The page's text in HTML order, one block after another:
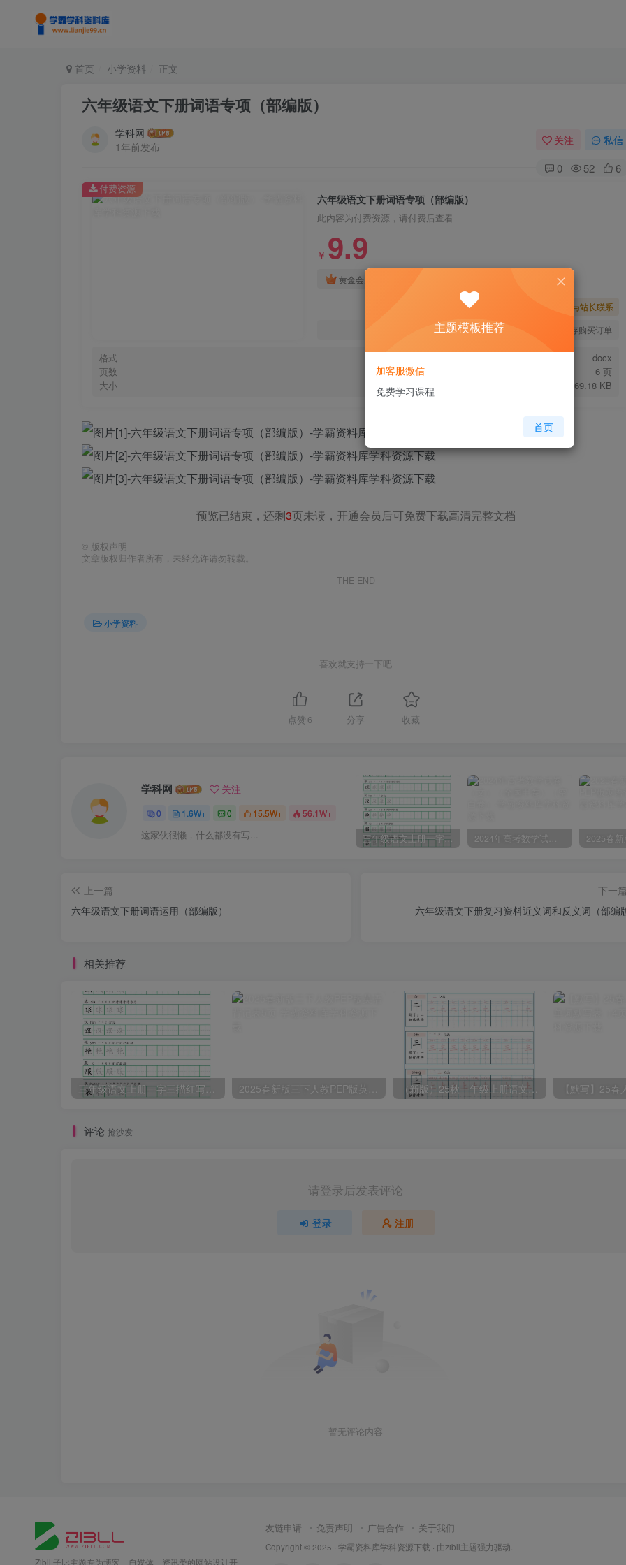
首页 小学资料 正文
六年级语文下册词语专项（部编版）
学科网
1年前发布
关注 私信
0 52 6
六年级语文下册词语专项（部编版）
此内容为付费资源，请付费后查看
￥ 9.9
黄金会员
暂时无法购买，请与站长联系
您当前未登录！建议登陆后购买，可保存购买订单
格式
docx
页数
6 页
大小
69.18 KB
付费资源
预览已结束，还剩3页未读，开通会员后可免费下载高清完整文档
© 版权声明
文章版权归作者所有，未经允许请勿转载。
THE END
小学资料
喜欢就支持一下吧
点赞 6 分享 收藏
学科网 关注
0 1.6W+ 0 15.5W+ 56.1W+
这家伙很懒，什么都没有写... 三年级语文上册一字三描红写字表字帖 2024年高考数学试卷（文）（全国甲卷）（空白卷）
上一篇
六年级语文下册词语运用（部编版）
下一篇
六年级语文下册复习资料近义词和反义词（部编
相关推荐
三年级语文上册一字三描红写字表字帖 （新版）25秋一年级上册语文生字字帖（100字）
评论 抢沙发
请登录后发表评论
登录 注册
暂无评论内容
Zibll 子比主题专为博客、自媒体、资讯类的网站设计开
友链申请 免责声明 广告合作 关于我们
Copyright © 2025 · 学霸资料库学科资源下载 · 由zibll主题强力驱动.
主题模板推荐
加客服微信
免费学习课程
首页